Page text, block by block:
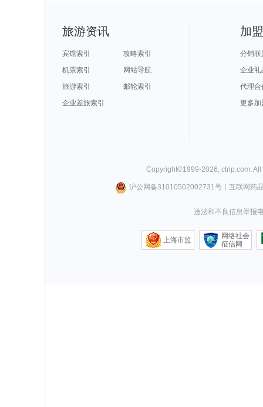
旅游资讯
宾馆索引
攻略索引
机票索引
网站导航
旅游索引
邮轮索引
企业差旅索引
加
分销联
企业礼
代理合
更多加
Copyright©1999-2026, ctrip.com.
沪公网备31010502002731号丨 互联网药
违法和不良信息举报
上海市监
网络社会
征信网